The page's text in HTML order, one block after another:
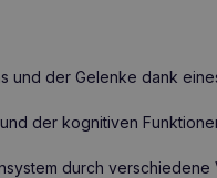
und der Gelenke dank
der kognitiven
durch verschiedene